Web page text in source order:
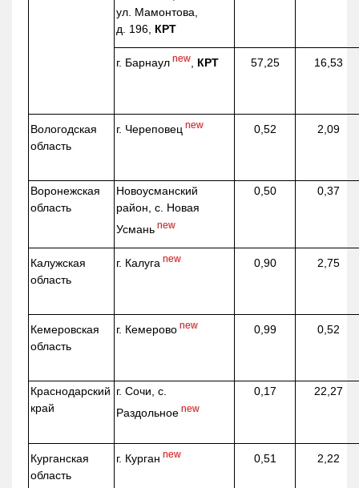
ул. Мамонтова,
д. 196, КРТ
г. Барнаул new КРТ 57,25 16,53
Вологодская
область
г. Череповец new 0,52 2,09
Воронежская
область
Новоусманский
район, с. Новая
Усмань new
0,50 0,37
Калужская
область
г. Калуга new 0,90 2,75
Кемеровская
область
г. Кемерово new 0,99 0,52
Краснодарский
край
г. Сочи, с.
Раздольное new
0,17 22,27
Курганская
область
г. Курган new 0,51 2,22